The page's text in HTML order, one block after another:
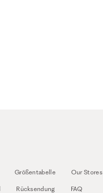
Größentabelle Our Stores
Rücksendung FAQ